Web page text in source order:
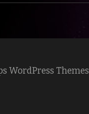
WordPress Themes